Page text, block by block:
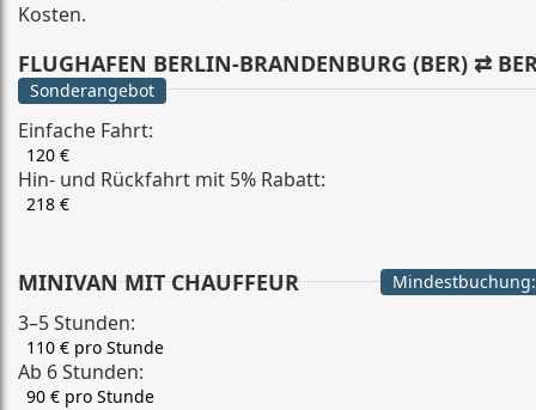
Kosten.
FLUGHAFEN BERLIN-BRANDENBURG (BER) ⇄
Sonderangebot
Einfache Fahrt:
120 €
Hin- und Rückfahrt mit 5% Rabatt:
218 €
MINIVAN MIT CHAUFFEUR
3–5 Stunden:
110 € pro Stunde
Ab 6 Stunden:
90 € pro Stunde